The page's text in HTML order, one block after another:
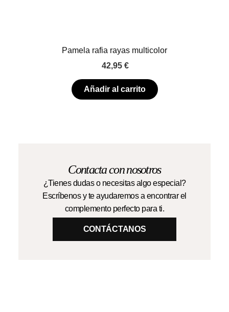
Pamela rafia rayas multicolor
42,95 €
Añadir al carrito
Contacta con nosotros
¿Tienes dudas o necesitas algo especial?
Escríbenos y te ayudaremos a encontrar el
complemento perfecto para ti.
CONTÁCTANOS